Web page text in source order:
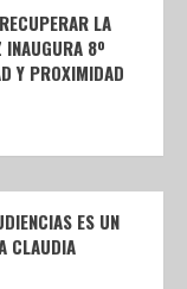
LA
INAUGURA 8º
Y PROXIMIDAD
ES UN
CLAUDIA